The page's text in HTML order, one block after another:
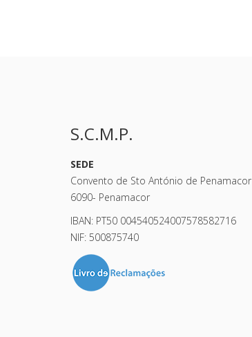
S.C.M.P.
SEDE
Convento de Sto António de Penamacor
6090- Penamacor
IBAN: PT50 004540524007578582716
NIF: 500875740